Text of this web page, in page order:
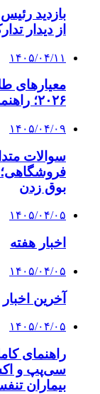
بازدید
از دیدار
۱۴۰۵/۰۴/۱۱
معیارهای
۲۰۲۶؛ راهنمای جامع تریدرهای حرفه‌ای
۱۴۰۵/۰۴/۰۹
سوالات
بوق زدن
۱۴۰۵/۰۴/۰۵
اخبار هفته
۱۴۰۵/۰۴/۰۵
آخرین اخبار
۱۴۰۵/۰۴/۰۵
راهنمای
سی‌پپ و
بیماران